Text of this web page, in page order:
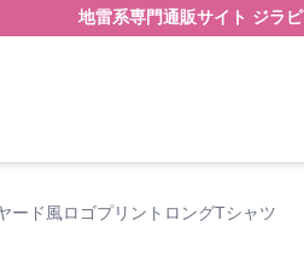
地雷系専門通販サイト ジラピ
ード風ロゴプリントロングTシャツ